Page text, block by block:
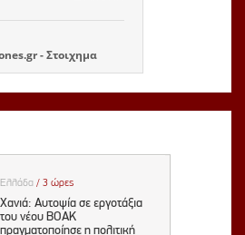
-Στοιχημα